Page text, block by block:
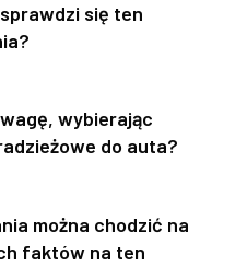
się ten
wybierając
do auta?
można chodzić na
faktów na ten